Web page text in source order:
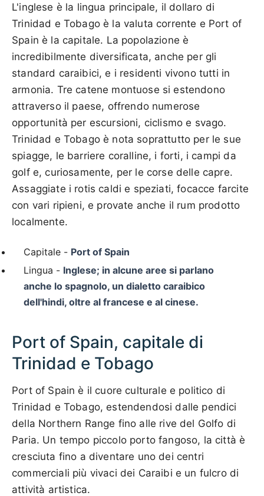
L'inglese è la lingua principale, il dollaro di
Trinidad e Tobago è la valuta corrente e Port of
Spain è la capitale. La popolazione è
incredibilmente diversificata, anche per gli
standard caraibici, e i residenti vivono tutti in
armonia. Tre catene montuose si estendono
attraverso il paese, offrendo numerose
opportunità per escursioni, ciclismo e svago.
Trinidad e Tobago è nota soprattutto per le sue
spiagge, le barriere coralline, i forti, i campi da
golf e, curiosamente, per le corse delle capre.
Assaggiate i rotis caldi e speziati, focacce farcite
con vari ripieni, e provate anche il rum prodotto
localmente.
Capitale - Port of Spain
Lingua - Inglese; in alcune aree si parlano
anche lo spagnolo, un dialetto caraibico
dell'hindi, oltre al francese e al cinese.
Port of Spain, capitale di
Trinidad e Tobago
Port of Spain è il cuore culturale e politico di
Trinidad e Tobago, estendendosi dalle pendici
della Northern Range fino alle rive del Golfo di
Paria. Un tempo piccolo porto fangoso, la città è
cresciuta fino a diventare uno dei centri
commerciali più vivaci dei Caraibi e un fulcro di
attività artistica.